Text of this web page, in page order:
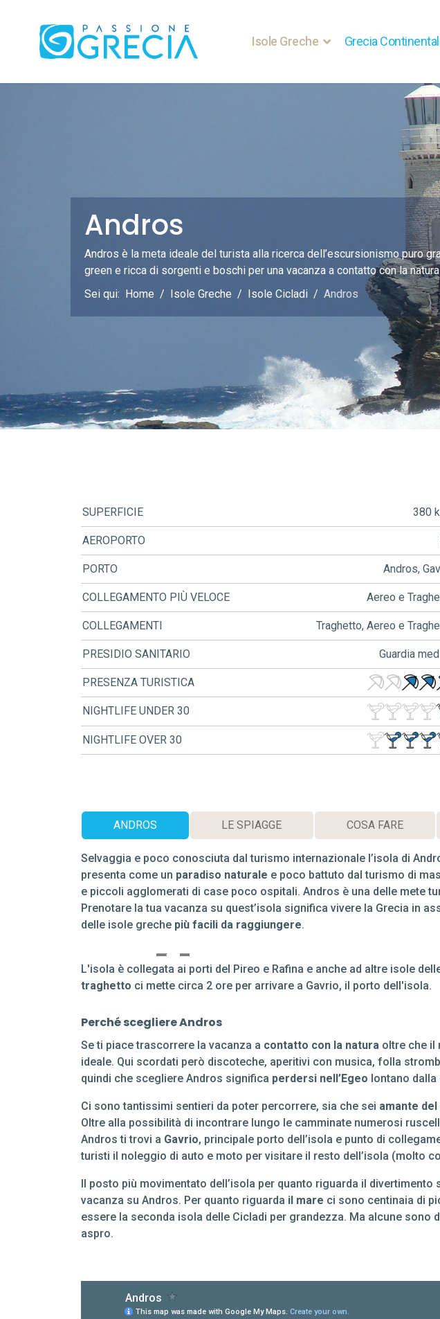
Isole Greche Grecia
Andros
Andros è la meta ideale del turista alla ricerca dell’escursionismo puro
green e ricca di sorgenti e boschi per una vacanza a contatto con la
Sei qui: Home Isole Greche Isole Cicladi Andros
SUPERFICIE 380
AEROPORTO
PORTO Andros,
COLLEGAMENTO PIÙ VELOCE Aereo e
COLLEGAMENTI Traghetto, Aereo e
PRESIDIO SANITARIO Guardia
PRESENZA TURISTICA
NIGHTLIFE UNDER 30
NIGHTLIFE OVER 30
ANDROS LE SPIAGGE COSA FARE
Selvaggia e poco conosciuta dal turismo internazionale l’isola di
presenta come un paradiso naturale e poco battuto dal turismo di
e piccoli agglomerati di case poco ospitali. Andros è una delle mete
Prenotare la tua vacanza su quest’isola significa vivere la Grecia in
delle isole greche più facili da raggiungere.
L'isola è collegata ai porti del Pireo e Rafina e anche ad altre isole
traghetto ci mette circa 2 ore per arrivare a Gavrio, il porto dell'isola.
Perché scegliere Andros
Se ti piace trascorrere la vacanza a contatto con la natura oltre che il
ideale. Qui scordati però discoteche, aperitivi con musica, folla
quindi che scegliere Andros significa perdersi nell’Egeo lontano
Ci sono tantissimi sentieri da poter percorrere, sia che sei amante
Oltre alla possibilità di incontrare lungo le camminate numerosi
Andros ti trovi a Gavrio, principale porto dell’isola e punto di
turisti il noleggio di auto e moto per visitare il resto dell’isola (molto
Il posto più movimentato dell’isola per quanto riguarda il divertimento
vacanza su Andros. Per quanto riguarda il mare ci sono centinaia di
essere la seconda isola delle Cicladi per grandezza. Ma alcune
aspro.